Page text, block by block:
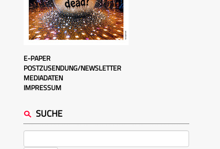
E-PAPER
POSTZUSENDUNG/NEWSLETTER
MEDIADATEN
IMPRESSUM
SUCHE